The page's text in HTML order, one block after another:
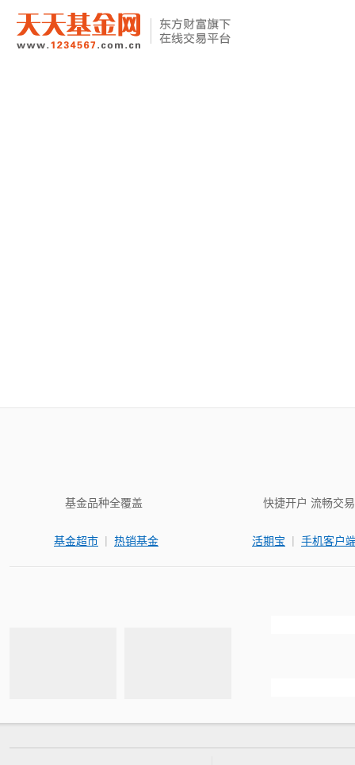
基金品种全覆盖
基金超市 | 热销基金
快捷开户 流畅交易
活期宝 | 手机客户